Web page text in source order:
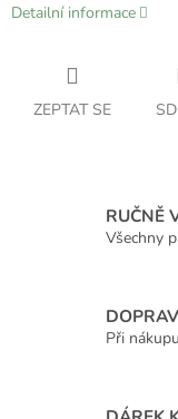
Detailní informace
ZEPTAT SE
RUČNĚ
Všechny
Při